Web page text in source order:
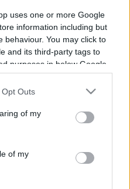
uses one or more Google
information including but
behaviour. You may click to
and its third-party tags to
purposes in below Google
Outs
of my
of my